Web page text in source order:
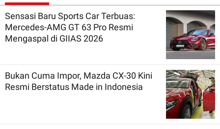
Sensasi Baru Sports Car Terbuas:
Mercedes-AMG GT 63 Pro Resmi
Mengaspal di GIIAS 2026
Bukan Cuma Impor, Mazda CX-30 Kini
Resmi Berstatus Made in Indonesia